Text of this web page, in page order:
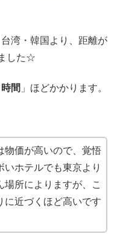
湾・韓国より、距離が
した☆
間 」ほどかかります。
物価が高いので、覚悟
いホテルでも東京より
場所によりますが、こ
に近づくほど高いです